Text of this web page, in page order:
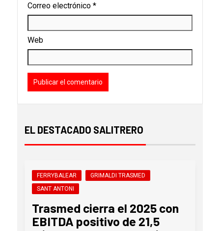
Correo electrónico *
Web
EL DESTACADO SALITRERO
FERRYBALEAR
GRIMALDI TRASMED
SANT ANTONI
Trasmed cierra el 2025 con
EBITDA positivo de 21,5